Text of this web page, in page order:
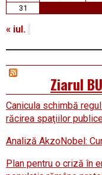
31
« iul.
Ziarul
Canicula schimbă
răcirea spaţiilor
Analiză AkzoNobel:
Plan pentru o criză în